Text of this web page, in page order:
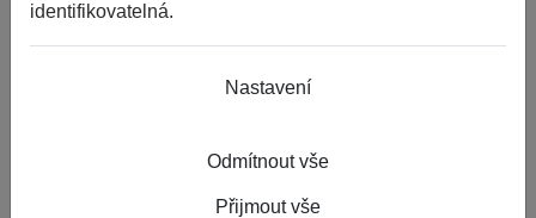
Číslo karty
identifikovatelná.
Nastavení
Odmítnout vše
Přijmout vše